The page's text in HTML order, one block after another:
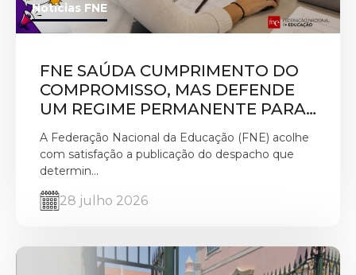
Notícias FNE
FNE SAÚDA CUMPRIMENTO DO
COMPROMISSO, MAS DEFENDE
UM REGIME PERMANENTE PARA
VALORIZAR A FUNÇÃO DE
PROFESSOR CLASSIFICADOR
A Federação Nacional da Educação (FNE) acolhe
com satisfação a publicação do despacho que
determin...
28 julho 2026